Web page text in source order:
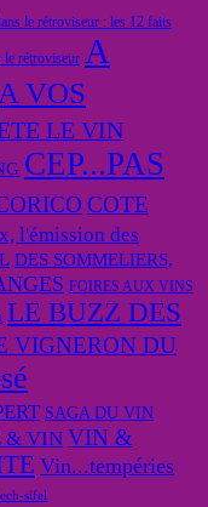
le rétroviseur : les 12 faits
le rétroviseur A
A VOS
LE VIN
CEP...PAS
COTE
l'émission des
DES SOMMELIERS,
FOIRES AUX VINS
LE BUZZ DES
VIGNERON DU
SAGA DU VIN
& VIN VIN &
Vin...tempéries
sifel